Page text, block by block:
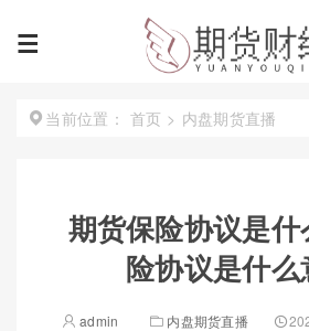
当前位置： 首页 > 内盘期货直播
期货保险协议是
险协议是什么
admin 内盘期货直播